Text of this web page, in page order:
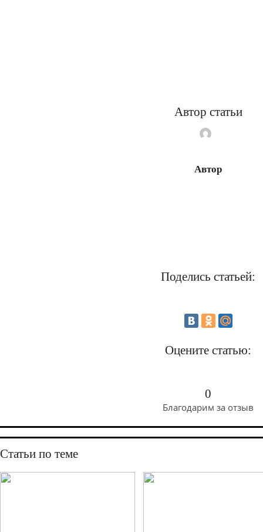
Автор статьи
Автор
Поделись статьей:
Оцените статью:
0
Благодарим за отзыв
Статьи по теме